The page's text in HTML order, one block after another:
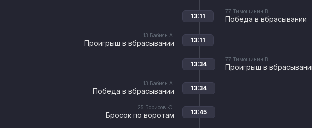
77 Тимошинин В.
Победа в вбрасывании
13:11
13 Бабиян А.
Проигрыш в вбрасывании 13:11
77 Тимошинин В.
Проигрыш в
13:34
13 Бабиян А.
Победа в вбрасывании 13:34
25 Борисов Ю.
Бросок по воротам 13:45